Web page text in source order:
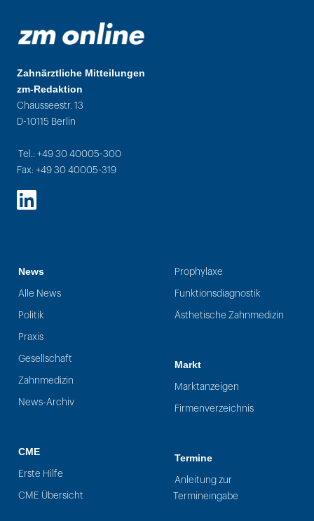
Zahnärztliche Mitteilungen
zm-Redaktion
Chausseestr. 13
D-10115 Berlin
Tel.: +49 30 40005-300
Fax: +49 30 40005-319
LinkedIn
News
Alle News
Politik
Praxis
Gesellschaft
Zahnmedizin
News-Archiv
CME
Erste Hilfe
CME Übersicht
Prophylaxe
Funktionsdiagnostik
Ästhetische Zahnmedizin
Markt
Marktanzeigen
Firmenverzeichnis
Termine
Anleitung zur
Termineingabe